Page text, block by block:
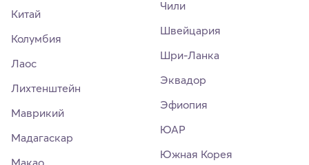
Китай
Колумбия
Лаос
Лихтенштейн
Маврикий
Мадагаскар
Чили
Швейцария
Шри-Ланка
Эквадор
Эфиопия
ЮАР
Южная Корея